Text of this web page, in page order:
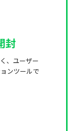
封
、ユーザー
ンツールで